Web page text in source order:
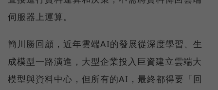
伺服器上運算。
簡川勝回顧，近年雲端AI的發展從深度學習、生
成模型一路演進，大型企業投入巨資建立雲端大
模型與資料中心，但所有的AI，最終都得要「回